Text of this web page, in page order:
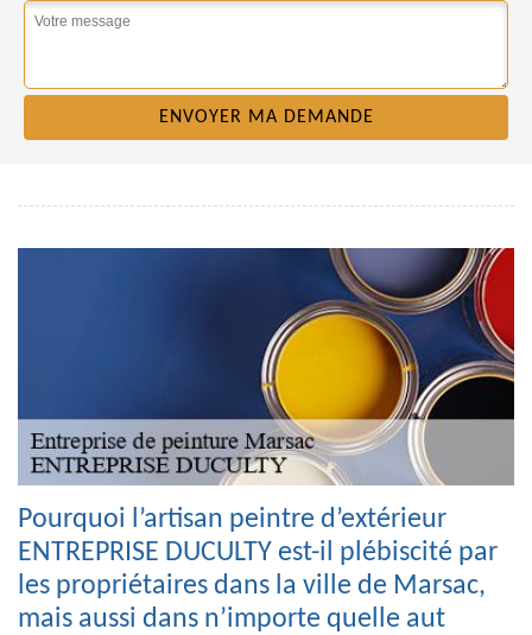
Pourquoi l’artisan peintre d’extérieur
ENTREPRISE DUCULTY est-il plébiscité par
les propriétaires dans la ville de Marsac,
mais aussi dans n’importe quelle aut